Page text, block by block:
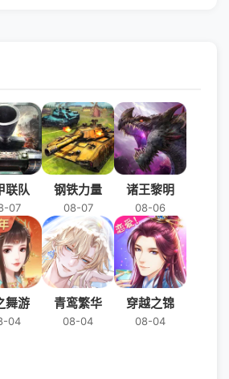
穹，斩妖除魔，炼丹炼器，法宝神
器等你体验，渡劫踏仙门，追逐修
真长生之旅。横扫三界，做最爽的
位面修仙者！
联队
07
钢铁力量
08-07
诸王黎明
08-06
舞游
04
青鸾繁华
08-04
穿越之锦
08-04